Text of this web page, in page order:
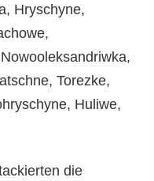
Hryschyne,
Torezke,
Huliwe,
die